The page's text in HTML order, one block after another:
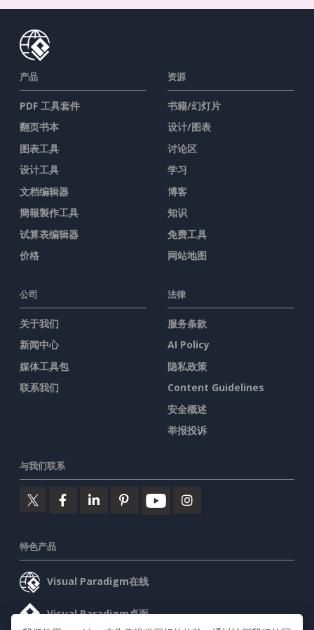
产品
PDF 工具套件
翻页书本
图表工具
设计工具
文档编辑器
簡報製作工具
试算表编辑器
价格
资源
书籍/幻灯片
设计/图表
讨论区
学习
博客
知识
免费工具
网站地图
公司
关于我们
新闻中心
媒体工具包
联系我们
法律
服务条款
AI Policy
隐私政策
Content Guidelines
安全概述
举报投诉
与我们联系
特色产品
Visual Paradigm在线
Visual Paradigm桌面